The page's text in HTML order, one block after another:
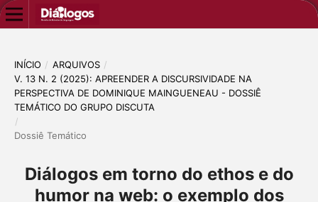
INÍCIO / ARQUIVOS /
V. 13 N. 2 (2025): APREENDER A DISCURSIVIDADE NA
PERSPECTIVA DE DOMINIQUE MAINGUENEAU - DOSSIÊ
TEMÁTICO DO GRUPO DISCUTA
/
Dossiê Temático
Diálogos em torno do ethos e do
humor na web: o exemplo dos